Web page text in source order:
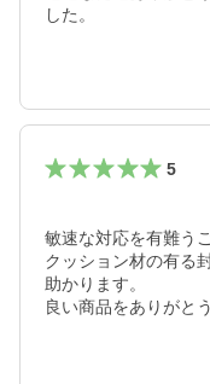
した。
5
敏速な対応を有難う
クッション材の有る
助かります。
良い商品をありがと